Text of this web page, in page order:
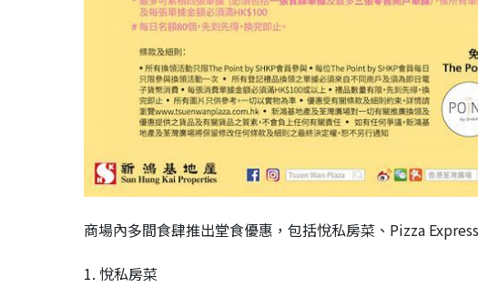
商場內多間食肆推出堂食優惠，包括悅私房菜、Pizza
1. 悅私房菜